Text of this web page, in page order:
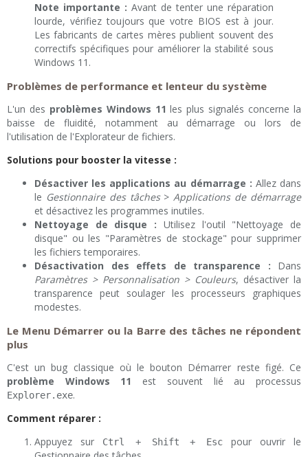
Note importante : Avant de tenter une réparation
lourde, vérifiez toujours que votre BIOS est à jour.
Les fabricants de cartes mères publient souvent des
correctifs spécifiques pour améliorer la stabilité sous
Windows 11.
Problèmes de performance et lenteur du système
L'un des problèmes Windows 11 les plus signalés concerne la
baisse de fluidité, notamment au démarrage ou lors de
l'utilisation de l'Explorateur de fichiers.
Solutions pour booster la vitesse :
Désactiver les applications au démarrage : Allez dans
le Gestionnaire des tâches>Applications de démarrage
et désactivez les programmes inutiles.
Nettoyage de disque : Utilisez l'outil "Nettoyage de
disque" ou les "Paramètres de stockage" pour supprimer
les fichiers temporaires.
Désactivation des effets de transparence : Dans
Paramètres > Personnalisation > Couleurs, désactiver la
transparence peut soulager les processeurs graphiques
modestes.
Le Menu Démarrer ou la Barre des tâches ne répondent
plus
C'est un bug classique où le bouton Démarrer reste figé. Ce
problème Windows 11
est souvent lié au processus
Explorer.exe.
Comment réparer :
Appuyez sur
Ctrl + Shift + Esc
pour ouvrir le